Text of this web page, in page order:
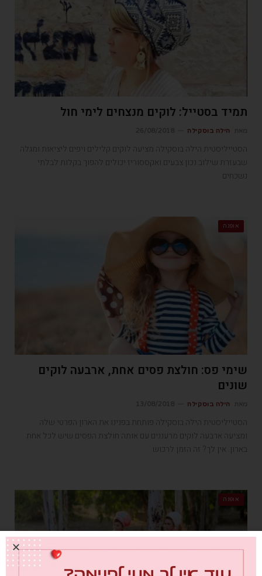
תמיד בסטייל: לוקים מנצחים לימי חול
הילה בוסקילה
הסטייליסטית הילה בוסקילה מציעה לוקים קלילים ויפים ליציאות ומגלה
שבעזרת שילוב נכון צבעים ואקססוריז יכולים להפוך בקלות לבלתי
נשכחים
אופנה
שימי פס: חולצת פסים אחת, ארבעה לוקים
שונים
הילה בוסקילה
הסטייליסטית הילה בוסקילה פותחת בפנינו את הארון הפרטי שלה
ומציעה ארבעה לוקים מרעננים עם אותה חולצת הפסים שיש לכל אחת
בארון. אין לך? זה הזמן לרכוש
אופנה